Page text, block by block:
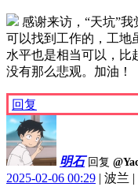
感谢来访，“天坑”
可以找到工作的，工地
水平也是相当可以，比
没有那么悲观。加油！
回复
明石 回复
2025-02-06 00:29 波兰